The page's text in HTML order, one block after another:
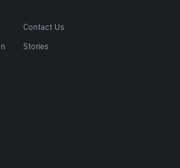
Contact Us
Stories